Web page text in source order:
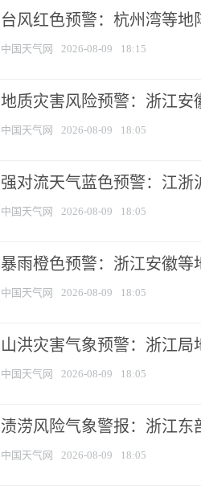
台风红色预警：杭州湾等地
中国天气网 2026-08-09 18:15
地质灾害风险预警：浙江安
中国天气网 2026-08-09 18:05
强对流天气蓝色预警：江浙
中国天气网 2026-08-09 18:05
暴雨橙色预警：浙江安徽等
中国天气网 2026-08-09 18:05
山洪灾害气象预警：浙江
中国天气网 2026-08-09 18:05
渍涝风险气象警报：浙江
中国天气网 2026-08-09 18:05